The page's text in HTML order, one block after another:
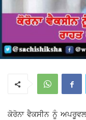
ਕੋਰੋਨਾ ਵੈਕਸੀਨ ਨੂੰ